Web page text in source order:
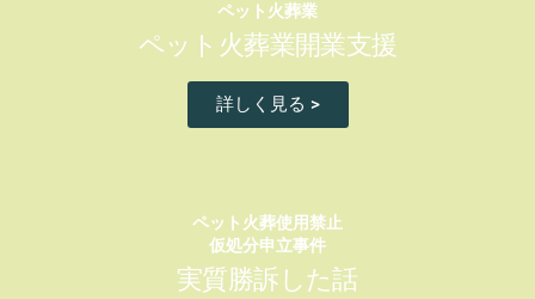
ペット火葬業
ペット火葬業開業支援
詳しく見る >
ペット火葬使用禁止
仮処分申立事件
実質勝訴した話